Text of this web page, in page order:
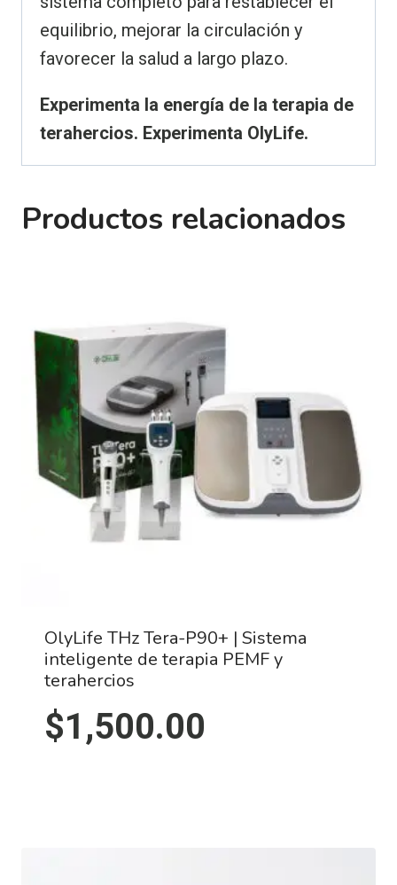
equilibrio, mejorar la circulación y
favorecer la salud a largo plazo.
Experimenta la energía de la terapia de
terahercios. Experimenta OlyLife.
Productos relacionados
OlyLife THz Tera-P90+ | Sistema
inteligente de terapia PEMF y
terahercios
$1,500.00